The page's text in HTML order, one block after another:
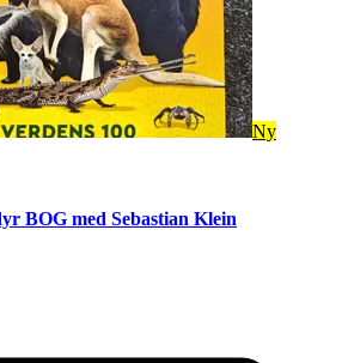
Ny
BOG med Sebastian Klein